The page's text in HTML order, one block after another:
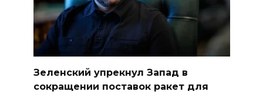
Зеленский упрекнул Запад в
сокращении поставок ракет для